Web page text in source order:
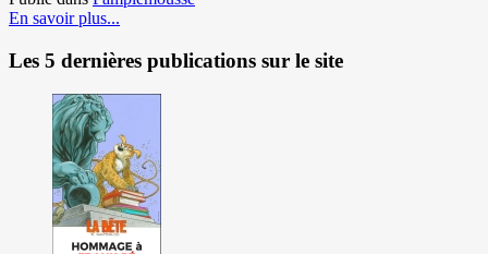
En savoir plus...
Les 5 dernières publications sur le site